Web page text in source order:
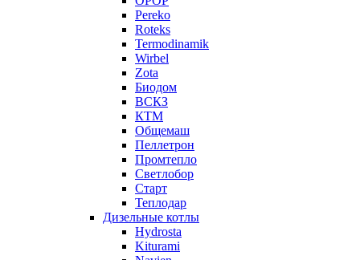
Pereko
Roteks
Termodinamik
Wirbel
Zota
Биодом
ВСКЗ
КТМ
Общемаш
Пеллетрон
Промтепло
Светлобор
Старт
Теплодар
Дизельные котлы
Hydrosta
Kiturami